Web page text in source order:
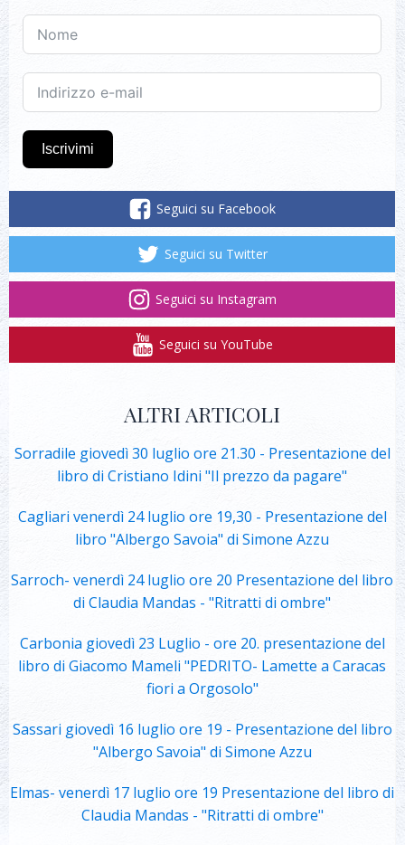
Iscrivimi
Seguici su Facebook
Seguici su Twitter
Seguici su Instagram
Seguici su YouTube
ALTRI ARTICOLI
Sorradile giovedì 30 luglio ore 21.30 - Presentazione del
libro di Cristiano Idini "Il prezzo da pagare"
Cagliari venerdì 24 luglio ore 19,30 - Presentazione del
libro "Albergo Savoia" di Simone Azzu
Sarroch- venerdì 24 luglio ore 20 Presentazione del libro
di Claudia Mandas - "Ritratti di ombre"
Carbonia giovedì 23 Luglio - ore 20. presentazione del
libro di Giacomo Mameli "PEDRITO- Lamette a Caracas
fiori a Orgosolo"
Sassari giovedì 16 luglio ore 19 - Presentazione del libro
"Albergo Savoia" di Simone Azzu
Elmas- venerdì 17 luglio ore 19 Presentazione del libro di
Claudia Mandas - "Ritratti di ombre"